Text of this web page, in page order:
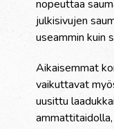
nopeuttaa
julkisivujen
useammin kuin
Aikaisemmat
vaikuttavat
uusittu